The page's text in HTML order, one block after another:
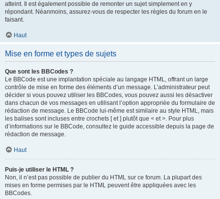
atteint. Il est également possible de remonter un sujet simplement en y
répondant. Néanmoins, assurez-vous de respecter les règles du forum en le
faisant.
Haut
Mise en forme et types de sujets
Que sont les BBCodes ?
Le BBCode est une implantation spéciale au langage HTML, offrant un large
contrôle de mise en forme des éléments d’un message. L’administrateur peut
décider si vous pouvez utiliser les BBCodes, vous pouvez aussi les désactiver
dans chacun de vos messages en utilisant l’option appropriée du formulaire de
rédaction de message. Le BBCode lui-même est similaire au style HTML, mais
les balises sont incluses entre crochets [ et ] plutôt que < et >. Pour plus
d’informations sur le BBCode, consultez le guide accessible depuis la page de
rédaction de message.
Haut
Puis-je utiliser le HTML ?
Non, il n’est pas possible de publier du HTML sur ce forum. La plupart des
mises en forme permises par le HTML peuvent être appliquées avec les
BBCodes.